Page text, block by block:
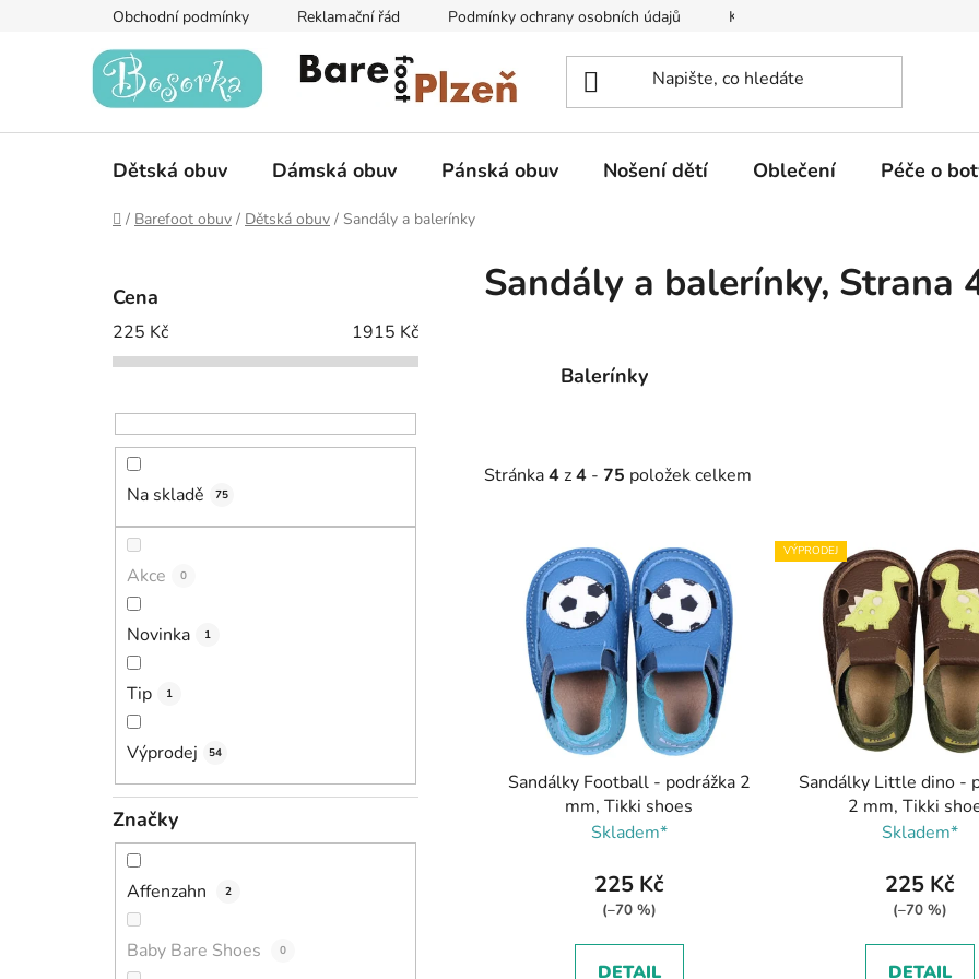
Obchodní podmínky Reklamační řád Podmínky ochrany osobních údajů Kontakty na prodejny
Dětská obuv Dámská obuv Pánská obuv Nošení dětí Oblečení Péče o
Domů
/ Barefoot obuv / Dětská obuv / Sandály a balerínky
Cena
225 Kč 1915 Kč
Na skladě 75
Akce 0
Novinka 1
Tip 1
Výprodej 54
Značky
Affenzahn 2
Baby Bare Shoes 0
Sandály a balerínky, Strana
Balerínky
Stránka4z4 - 75 položek celkem
Sandálky Football - podrážka 2
mm, Tikki shoes
Skladem*
225 Kč
(–70 %)
DETAIL
VÝPRODEJ
Sandálky Little dino -
2 mm, Tikki
Skladem*
225 Kč
(–70 %)
DETAIL